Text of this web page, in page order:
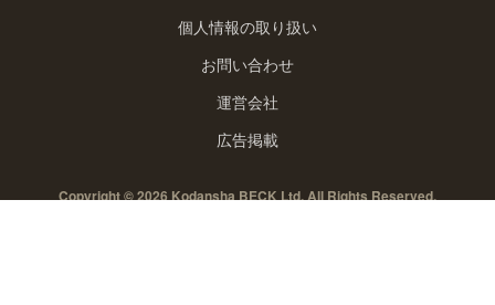
個人情報の取り扱い
お問い合わせ
運営会社
広告掲載
Copyright © 2026 Kodansha BECK Ltd. All Rights Reserved.